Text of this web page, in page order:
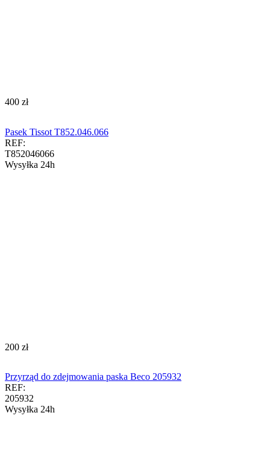
‍400‍ zł
Pasek Tissot T852.046.066
REF:
T852046066
Wysyłka 24h
‍200‍ zł
Przyrząd do zdejmowania paska Beco 205932
REF:
205932
Wysyłka 24h